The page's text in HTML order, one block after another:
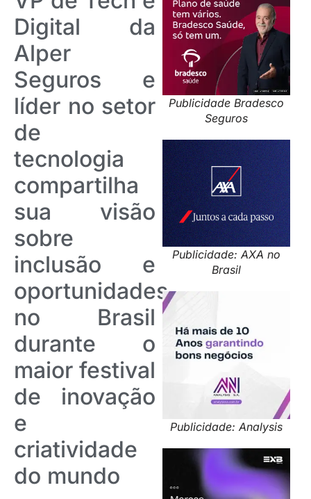
Publicidade Bradesco
Seguros
Publicidade: AXA no
Brasil
Publicidade: Analysis
Digital da
Alper
Seguros e
líder no setor
de
tecnologia
compartilha
sua visão
sobre
inclusão e
oportunidades
no Brasil
durante o
maior festival
de inovação
e
criatividade
do mundo